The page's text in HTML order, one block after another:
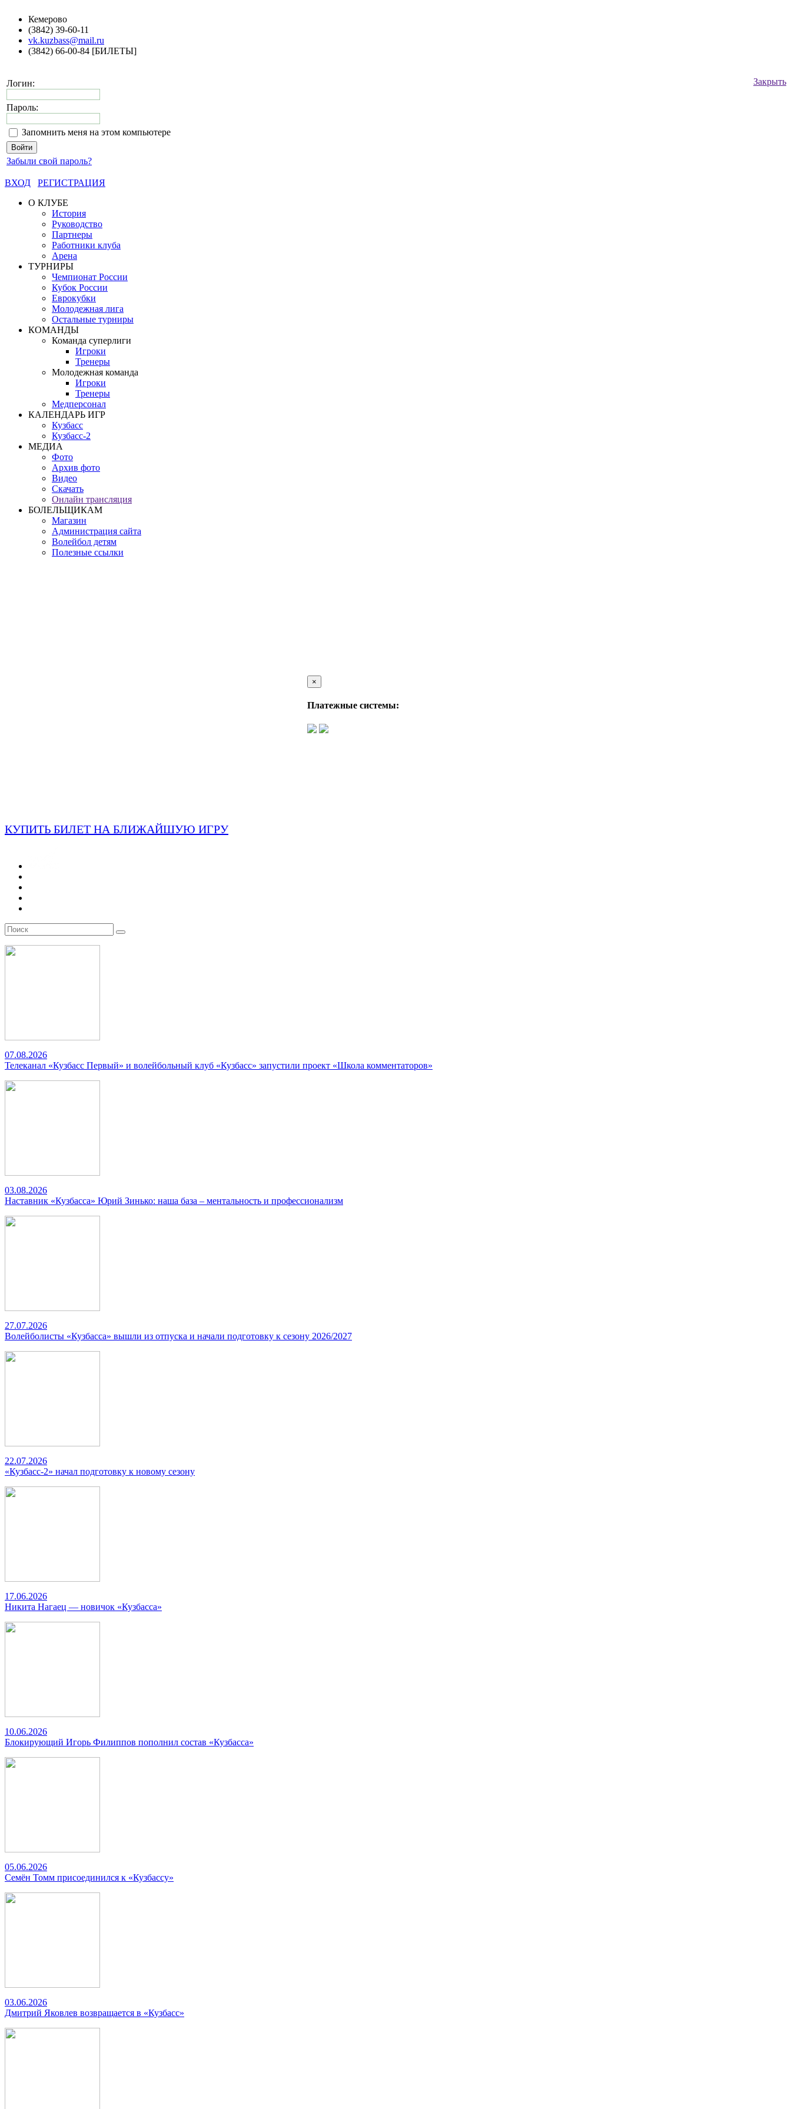
Кемерово
(3842) 39-60-11
vk.kuzbass@mail.ru
(3842) 66-00-84 [БИЛЕТЫ]
Закрыть
Логин:
Пароль:
Запомнить меня на этом компьютере
Забыли свой пароль?
ВХОД
РЕГИСТРАЦИЯ
О КЛУБЕ
История
Руководство
Партнеры
Работники клуба
Арена
ТУРНИРЫ
Чемпионат России
Кубок России
Еврокубки
Молодежная лига
Остальные турниры
КОМАНДЫ
Команда суперлиги
Игроки
Тренеры
Молодежная команда
Игроки
Тренеры
Медперсонал
КАЛЕНДАРЬ ИГР
Кузбасс
Кузбасс-2
МЕДИА
Фото
Архив фото
Видео
Скачать
Онлайн трансляция
БОЛЕЛЬЩИКАМ
Магазин
Администрация сайта
Волейбол детям
Полезные ссылки
×
Платежные системы:
КУПИТЬ БИЛЕТ НА БЛИЖАЙШУЮ ИГРУ
07.08.2026
Телеканал «Кузбасс Первый» и волейбольный клуб «Кузбасс» запустили проект «Школа комментаторов»
03.08.2026
Наставник «Кузбасса» Юрий Зинько: наша база – ментальность и профессионализм
27.07.2026
Волейболисты «Кузбасса» вышли из отпуска и начали подготовку к сезону 2026/2027
22.07.2026
«Кузбасс-2» начал подготовку к новому сезону
17.06.2026
Никита Нагаец — новичок «Кузбасса»
10.06.2026
Блокирующий Игорь Филиппов пополнил состав «Кузбасса»
05.06.2026
Семён Томм присоединился к «Кузбассу»
03.06.2026
Дмитрий Яковлев возвращается в «Кузбасс»